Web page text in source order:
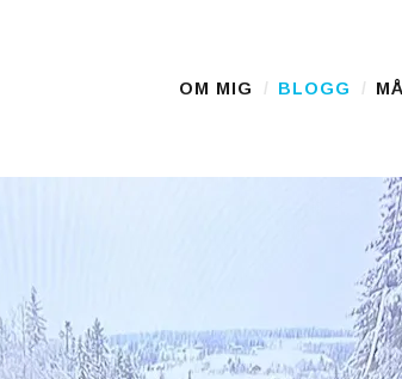
Main Menu
OM MIG BLOGG